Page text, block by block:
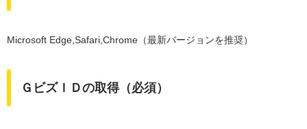
Microsoft Edge,Safari,Chrome（最新バージョンを推奨）
ＧビズＩＤの取得（必須）